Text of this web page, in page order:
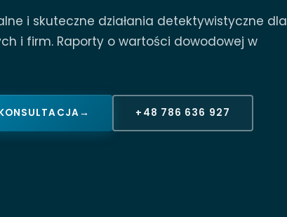
i skuteczne działania detektywistyczne dla
i firm. Raporty o wartości dowodowej w
→ +48 786 636 927